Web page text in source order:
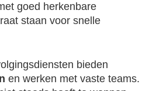
goed herkenbare
staan voor snelle
bieden
en werken met vaste teams.